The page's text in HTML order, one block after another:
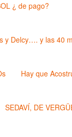
¿ de pago?
y Delcy…. y las 40
Hay que
SEDAVÍ, DE